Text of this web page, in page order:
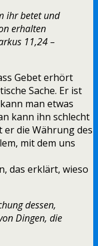
ihr betet und
erhalten
11,24 –
Gebet erhört
Sache. Er ist
man etwas
kann ihn schlecht
die Währung des
mit dem uns
das erklärt, wieso
dessen,
Dingen, die